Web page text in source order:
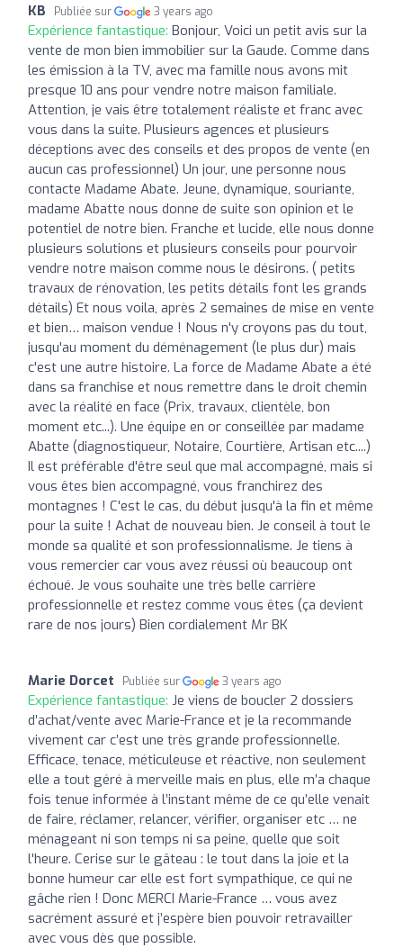
KB Publiée sur 3 years ago
Expérience fantastique: Bonjour, Voici un petit avis sur la
vente de mon bien immobilier sur la Gaude. Comme dans
les émission à la TV, avec ma famille nous avons mit
presque 10 ans pour vendre notre maison familiale.
Attention, je vais être totalement réaliste et franc avec
vous dans la suite. Plusieurs agences et plusieurs
déceptions avec des conseils et des propos de vente (en
aucun cas professionnel) Un jour, une personne nous
contacte Madame Abate. Jeune, dynamique, souriante,
madame Abatte nous donne de suite son opinion et le
potentiel de notre bien. Franche et lucide, elle nous donne
plusieurs solutions et plusieurs conseils pour pourvoir
vendre notre maison comme nous le désirons. ( petits
travaux de rénovation, les petits détails font les grands
détails) Et nous voila, après 2 semaines de mise en vente
et bien… maison vendue ! Nous n'y croyons pas du tout,
jusqu'au moment du déménagement (le plus dur) mais
c'est une autre histoire. La force de Madame Abate a été
dans sa franchise et nous remettre dans le droit chemin
avec la réalité en face (Prix, travaux, clientèle, bon
moment etc...). Une équipe en or conseillée par madame
Abatte (diagnostiqueur, Notaire, Courtière, Artisan etc....)
Il est préférable d'être seul que mal accompagné, mais si
vous êtes bien accompagné, vous franchirez des
montagnes ! C'est le cas, du début jusqu'à la fin et même
pour la suite ! Achat de nouveau bien. Je conseil à tout le
monde sa qualité et son professionnalisme. Je tiens à
vous remercier car vous avez réussi où beaucoup ont
échoué. Je vous souhaite une très belle carrière
professionnelle et restez comme vous êtes (ça devient
rare de nos jours) Bien cordialement Mr BK
Marie Dorcet Publiée sur 3 years ago
Expérience fantastique: Je viens de boucler 2 dossiers
d’achat/vente avec Marie-France et je la recommande
vivement car c’est une très grande professionnelle.
Efficace, tenace, méticuleuse et réactive, non seulement
elle a tout géré à merveille mais en plus, elle m’a chaque
fois tenue informée à l’instant même de ce qu’elle venait
de faire, réclamer, relancer, vérifier, organiser etc … ne
ménageant ni son temps ni sa peine, quelle que soit
l'heure. Cerise sur le gâteau : le tout dans la joie et la
bonne humeur car elle est fort sympathique, ce qui ne
gâche rien ! Donc MERCI Marie-France … vous avez
sacrément assuré et j’espère bien pouvoir retravailler
avec vous dès que possible.